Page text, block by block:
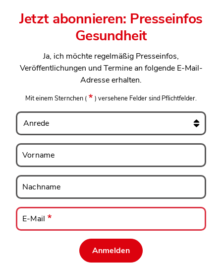
Jetzt abonnieren: Presseinfos
Gesundheit
Ja, ich möchte regelmäßig Presseinfos,
Veröffentlichungen und Termine an folgende E-Mail-
Adresse erhalten.
Mit einem Sternchen ( ) versehene Felder sind Pflichtfelder.
Anrede
Vorname
Vorname
Nachname
Nachname
E-
Mail
E-Mail